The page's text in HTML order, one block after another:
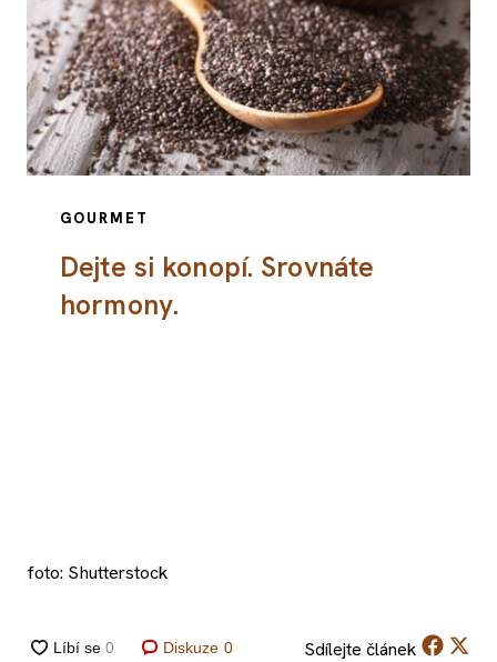
GOURMET
Dejte si konopí. Srovnáte
hormony.
foto: Shutterstock
Diskuze 0 Sdílejte článek